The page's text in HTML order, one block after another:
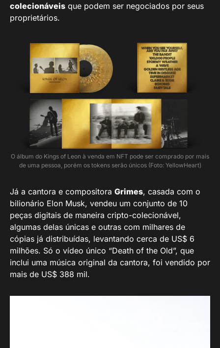
colecionáveis que podem ser negociados por seus
proprietários.
O álbum do Kings of Leon à venda em NFT pode ser comprado por mais
de uma pessoa, porém os tokens serão únicos (Foto: YellowHeart)
Já a cantora e compositora Grimes, casada com o
bilionário Elon Musk, vendeu um conjunto de 10
peças digitais de maneira cripto-colecionável,
algumas delas únicas e outras com milhares de
cópias já distribuídas, levantando cerca de US$ 6
milhões. Só o vídeo único “Death of the Old”, que
inclui uma música original da cantora, foi vendido por
mais de US$ 388 mil.